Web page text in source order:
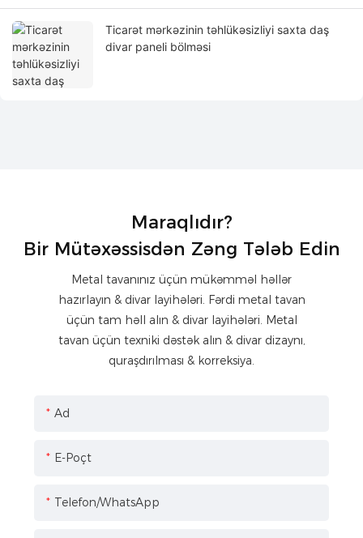
Ticarət mərkəzinin təhlükəsizliyi saxta daş
divar paneli bölməsi
Maraqlıdır?
Bir Mütəxəssisdən Zəng Tələb Edin
Metal tavanınız üçün mükəmməl həllər
hazırlayın & divar layihələri. Fərdi metal tavan
üçün tam həll alın & divar layihələri. Metal
tavan üçün texniki dəstək alın & divar dizaynı,
quraşdırılması & korreksiya.
Ad
E-Poçt
Telefon/WhatsApp